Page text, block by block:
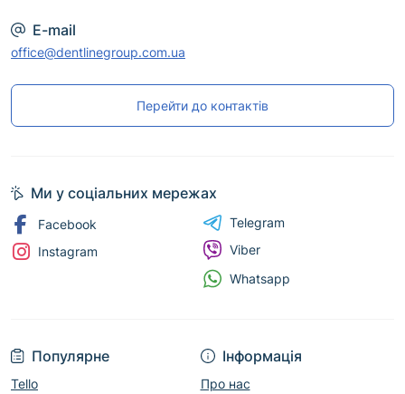
E-mail
office@dentlinegroup.com.ua
Перейти до контактів
Популярне
Tello
Інформація
Про нас
Ми у соціальних мережах
Facebook
Instagram
Telegram
Viber
Whatsapp